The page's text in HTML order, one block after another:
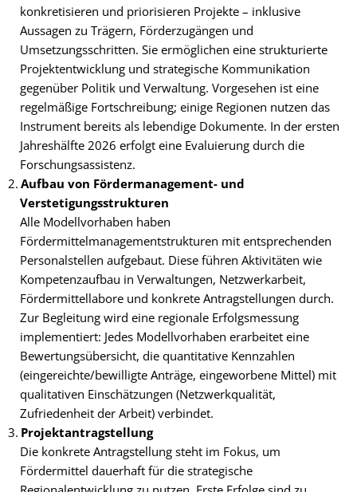
konkretisieren und priorisieren Projekte – inklusive
Aussagen zu Trägern, Förderzugängen und
Umsetzungsschritten. Sie ermöglichen eine strukturierte
Projektentwicklung und strategische Kommunikation
gegenüber Politik und Verwaltung. Vorgesehen ist eine
regelmäßige Fortschreibung; einige Regionen nutzen das
Instrument bereits als lebendige Dokumente. In der ersten
Jahreshälfte 2026 erfolgt eine Evaluierung durch die
Forschungsassistenz.
Aufbau von Fördermanagement- und
Verstetigungsstrukturen
Alle Modellvorhaben haben
Fördermittelmanagementstrukturen mit entsprechenden
Personalstellen aufgebaut. Diese führen Aktivitäten wie
Kompetenzaufbau in Verwaltungen, Netzwerkarbeit,
Fördermittellabore und konkrete Antragstellungen durch.
Zur Begleitung wird eine regionale Erfolgsmessung
implementiert: Jedes Modellvorhaben erarbeitet eine
Bewertungsübersicht, die quantitative Kennzahlen
(eingereichte/bewilligte Anträge, eingeworbene Mittel) mit
qualitativen Einschätzungen (Netzwerkqualität,
Zufriedenheit der Arbeit) verbindet.
Projektantragstellung
Die konkrete Antragstellung steht im Fokus, um
Fördermittel dauerhaft für die strategische